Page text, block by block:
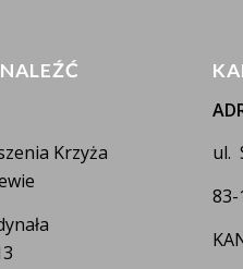
Krzyża
ul.
83-